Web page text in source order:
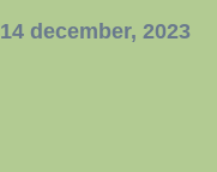
14 december, 2023